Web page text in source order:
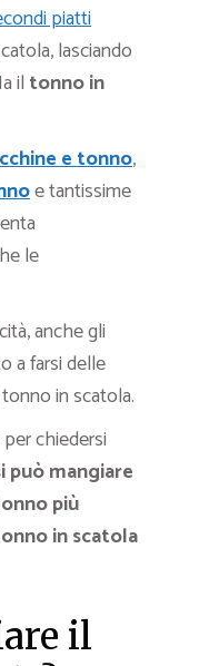
piatti
lasciando
il tonno in
e tonno,
e tantissime
le
anche gli
a farsi delle
in scatola.
chiedersi
mangiare
più
in scatola
il